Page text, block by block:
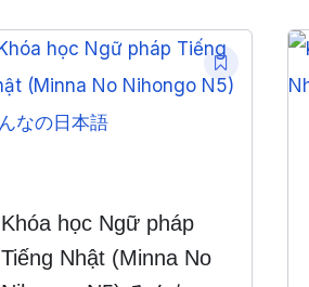
Khóa học Ngữ pháp
Tiếng Nhật (Minna No